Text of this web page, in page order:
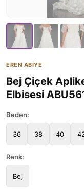
EREN ABİYE
Bej Çiçek
Elbisesi
Beden:
36 38 40
Renk:
Bej